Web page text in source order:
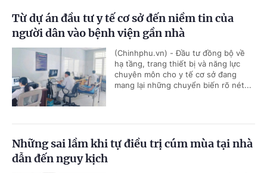
Từ dự án đầu tư y tế cơ sở đến niềm tin của
người dân vào bệnh viện gần nhà
(Chinhphu.vn) - Đầu tư đồng bộ về
hạ tầng, trang thiết bị và năng lực
chuyên môn cho y tế cơ sở đang
mang lại những chuyển biến rõ nét...
Những sai lầm khi tự điều trị cúm mùa tại nhà
dẫn đến nguy kịch